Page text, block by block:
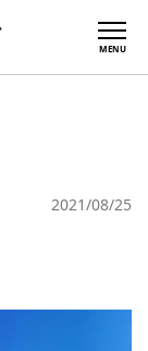
MENU
2021/08/25